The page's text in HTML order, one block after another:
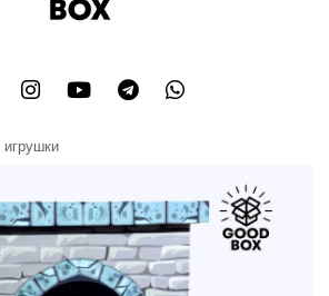
игрушки